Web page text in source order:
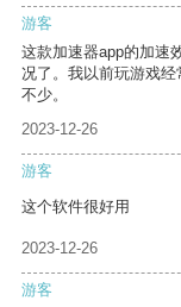
游客
这款加速器app的加速
况了。我以前玩游戏
不少。
2023-12-26
游客
这个软件很好用
2023-12-26
游客